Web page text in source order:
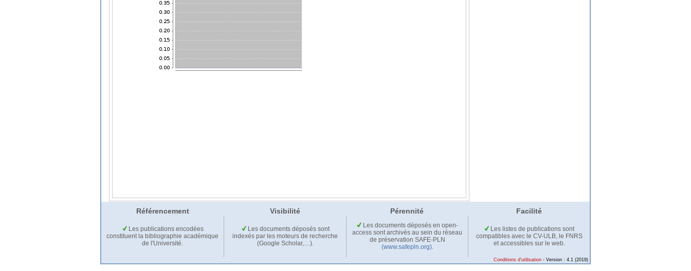
Référencement Visibilité Pérennité Facilité
Les publications encodées
constituent la bibliographie académique
de l'Université.
Les documents déposés sont
indexés par les moteurs de recherche
(Google Scholar,…).
Les documents déposés en open-
access sont archivés au sein du réseau
de préservation SAFE-PLN
(www.safepln.org).
Les listes de publications sont
compatibles avec le CV-ULB, le FNRS
et accessibles sur le web.
Conditions d'utilisation - Version : 4.1 (2019)